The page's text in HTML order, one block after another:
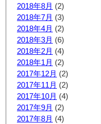
2018年8月 (2)
2018年7月 (3)
2018年4月 (2)
2018年3月 (6)
2018年2月 (4)
2018年1月 (2)
2017年12月 (2)
2017年11月 (2)
2017年10月 (4)
2017年9月 (2)
2017年8月 (4)